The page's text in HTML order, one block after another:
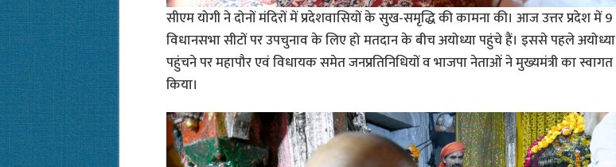
सीएम योगी ने दोनों मंदिरों में प्रदेशवासियों के सुख-समृद्धि की कामना की। आज उत्तर प्रदेश में 9
विधानसभा सीटों पर उपचुनाव के लिए हो मतदान के बीच अयोध्या पहुंचे हैं। इससे पहले अयोध्या
पहुंचने पर महापौर एवं विधायक समेत जनप्रतिनिधियों व भाजपा नेताओं ने मुख्यमंत्री का स्वागत
किया।